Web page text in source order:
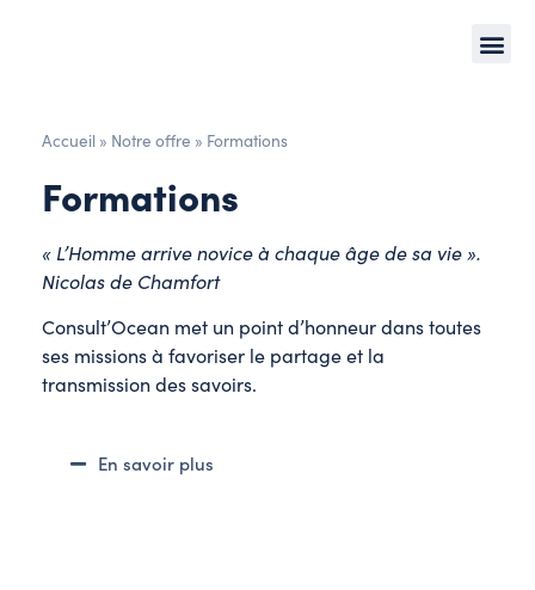
Accueil » Notre offre » Formations
Formations
« L’Homme arrive novice à chaque âge de sa vie ».
Nicolas de Chamfort
Consult’Ocean met un point d’honneur dans toutes
ses missions à favoriser le partage et la
transmission des savoirs.
En savoir plus